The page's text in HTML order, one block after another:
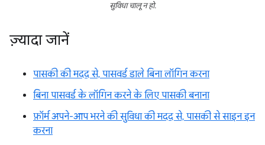
सुविधा चालू न हो.
ज़्यादा जानें
पासकी की मदद से, पासवर्ड डाले बिना लॉगिन करना
बिना पासवर्ड के लॉगिन करने के लिए पासकी बनाना
फ़ॉर्म अपने-आप भरने की सुविधा की मदद से, पासकी से साइन इन
करना